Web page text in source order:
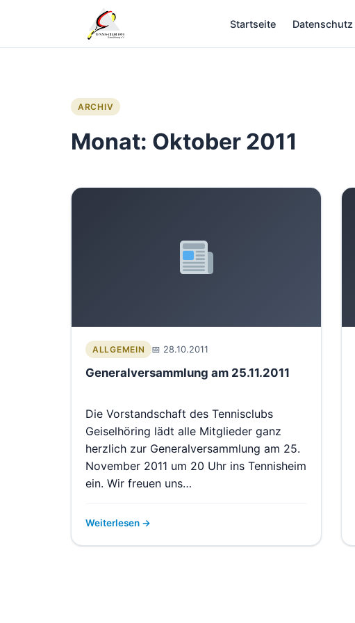
Startseite Datenschutz
ARCHIV
Monat: Oktober 2011
ALLGEMEIN 28.10.2011
Generalversammlung am 25.11.2011
Die Vorstandschaft des Tennisclubs
Geiselhöring lädt alle Mitglieder ganz
herzlich zur Generalversammlung am 25.
November 2011 um 20 Uhr ins Tennisheim
ein. Wir freuen uns…
Weiterlesen